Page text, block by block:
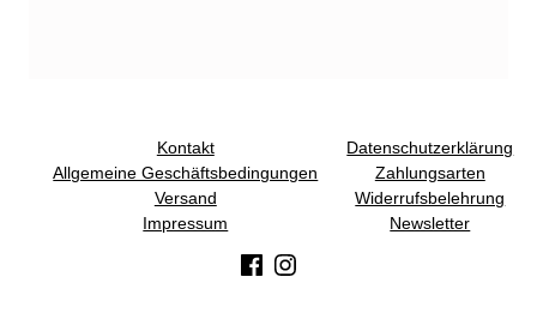
Kontakt
Datenschutzerklärung
Allgemeine Geschäftsbedingungen
Zahlungsarten
Versand
Widerrufsbelehrung
Impressum
Newsletter
(Opens in a new window)(Opens in a new window)